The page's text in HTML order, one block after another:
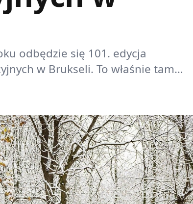
odbędzie się 101. edycja
w Brukseli. To właśnie tam…